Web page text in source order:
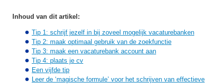
Inhoud van dit artikel:
Tip 1: schrijf jezelf in bij zoveel mogelijk vacaturebanken
Tip 2: maak optimaal gebruik van de zoekfunctie
Tip 3: maak een vacaturebank account aan
Tip 4: plaats je cv
Een vijfde tip
Leer de ‘magische formule’ voor het schrijven van effectieve